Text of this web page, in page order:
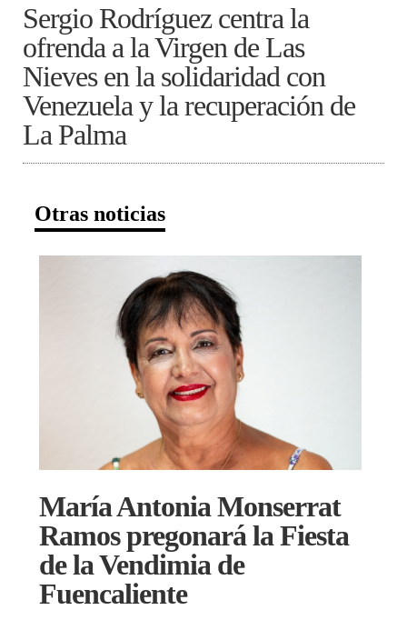
Sergio Rodríguez centra la
ofrenda a la Virgen de Las
Nieves en la solidaridad con
Venezuela y la recuperación de
La Palma
Otras noticias
María Antonia Monserrat
Ramos pregonará la Fiesta
de la Vendimia de
Fuencaliente